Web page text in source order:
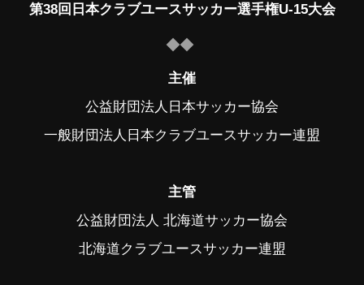
第38回日本クラブユースサッカー選手権U-15大会
主催
公益財団法人日本サッカー協会
一般財団法人日本クラブユースサッカー連盟
主管
公益財団法人 北海道サッカー協会
北海道クラブユースサッカー連盟